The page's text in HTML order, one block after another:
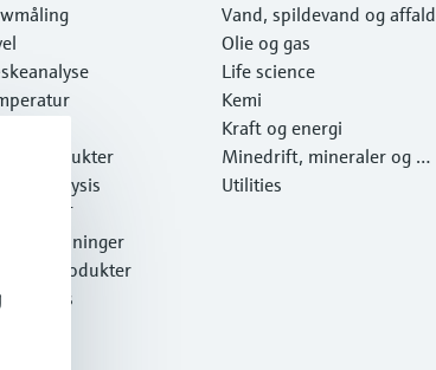
analysis
IIoT
produkter
tools
Vand, spildevand og affald
Olie og gas
Life science
Kemi
Kraft og energi
Minedrift, mineraler og m
etaller
Utilities